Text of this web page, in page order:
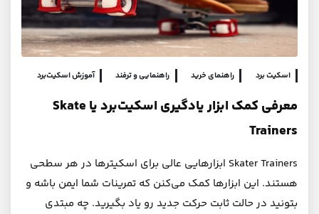
اسکیت برد راهنمای خرید راهنمایی و ترفند آموزش اسکیت‌برد
معرفی کمک ابزار یادگیری اسکیت‌برد یا Skate
Trainers
Skater Trainers ابزارهایی عالی برای اسکیترها در هر سطحی
هستند. این ابزارها کمک می‌کنن که تمرینات شما ایمن باشه و
بتونید در حالت ثابت حرکت‌ جدید رو یاد بگیرید. چه مبتدی